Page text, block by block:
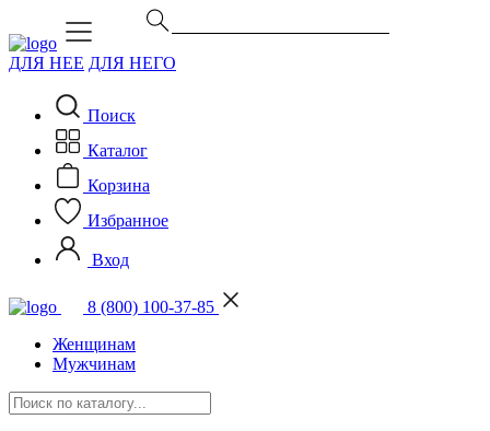
ДЛЯ НЕЕ ДЛЯ НЕГО
Поиск
Каталог
Корзина
Избранное
Вход
8 (800) 100-37-85
Женщинам
Мужчинам